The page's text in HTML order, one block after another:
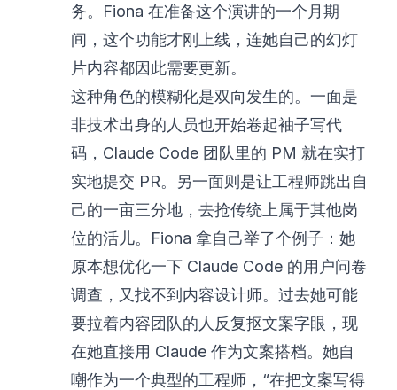
务。Fiona 在准备这个演讲的一个月期
间，这个功能才刚上线，连她自己的幻灯
片内容都因此需要更新。
这种角色的模糊化是双向发生的。一面是
非技术出身的人员也开始卷起袖子写代
码，Claude Code 团队里的 PM 就在实打
实地提交 PR。另一面则是让工程师跳出自
己的一亩三分地，去抢传统上属于其他岗
位的活儿。Fiona 拿自己举了个例子：她
原本想优化一下 Claude Code 的用户问卷
调查，又找不到内容设计师。过去她可能
要拉着内容团队的人反复抠文案字眼，现
在她直接用 Claude 作为文案搭档。她自
嘲作为一个典型的工程师，“在把文案写得